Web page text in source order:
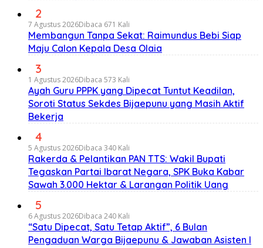
2
7 Agustus 2026Dibaca 671 Kali
Membangun Tanpa Sekat: Raimundus Bebi Siap
Maju Calon Kepala Desa Olaia
3
1 Agustus 2026Dibaca 573 Kali
Ayah Guru PPPK yang Dipecat Tuntut Keadilan,
Soroti Status Sekdes Bijaepunu yang Masih Aktif
Bekerja
4
5 Agustus 2026Dibaca 340 Kali
Rakerda & Pelantikan PAN TTS: Wakil Bupati
Tegaskan Partai Ibarat Negara, SPK Buka Kabar
Sawah 3.000 Hektar & Larangan Politik Uang
5
6 Agustus 2026Dibaca 240 Kali
“Satu Dipecat, Satu Tetap Aktif”, 6 Bulan
Pengaduan Warga Bijaepunu & Jawaban Asisten I